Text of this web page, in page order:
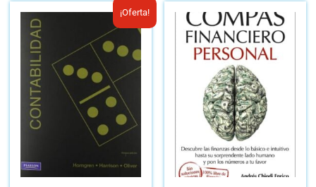
¡Oferta!
El
precio
original
era:
B/.29.00.
El
precio
actual
es: